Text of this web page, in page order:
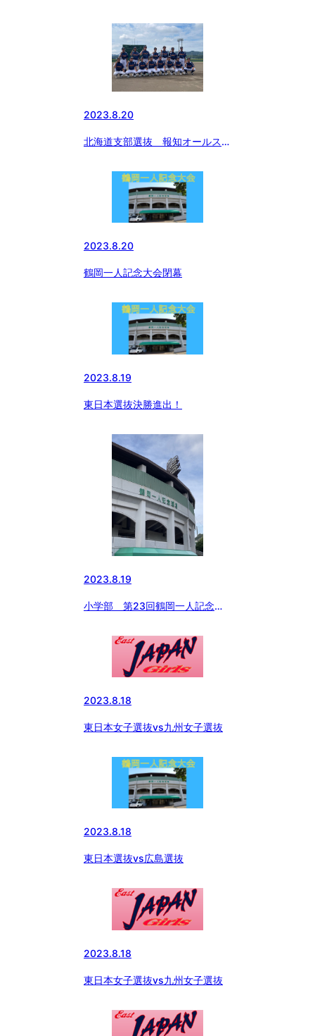
2023.8.20
北海道支部選抜 報知オールスタ
2023.8.20
鶴岡一人記念大会閉幕
2023.8.19
東日本選抜決勝進出！
2023.8.19
小学部 第23回鶴岡一人記念大
2023.8.18
東日本女子選抜vs九州女子選抜
2023.8.18
東日本選抜vs広島選抜
2023.8.18
東日本女子選抜vs九州女子選抜